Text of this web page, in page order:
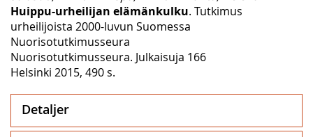
Huippu-urheilijan elämänkulku. Tutkimus
urheilijoista 2000-luvun Suomessa
Nuorisotutkimusseura
Nuorisotutkimusseura. Julkaisuja 166
Helsinki 2015, 490 s.
Detaljer